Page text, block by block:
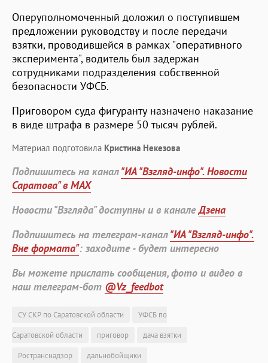
Оперуполномоченный доложил о поступившем
предложении руководству и после передачи
взятки, проводившейся в рамках "оперативного
эксперимента", водитель был задержан
сотрудниками подразделения собственной
безопасности УФСБ.
Приговором суда фигуранту назначено наказание
в виде штрафа в размере 50 тысяч рублей.
Материал подготовила Кристина Некезова
Подпишитесь на канал"ИА "Взгляд-инфо". Новости
Саратова" в MAX
Новости "Взгляда" доступны и в каналеДзена
Подпишитесь на телеграм-канал"ИА "Взгляд-инфо".
Вне формата": заходите - будет интересно
Вы можете прислать сообщения, фото и видео в
наш телеграм-бот @Vz_feedbot
СУ СКР по Саратовской области
УФСБ по
Саратовской области
приговор
дача взятки
Ространснадзор
дальнобойщики